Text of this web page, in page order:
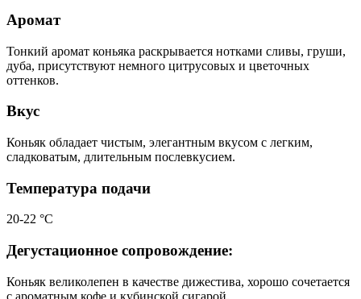
Аромат
Тонкий аромат коньяка раскрывается нотками сливы, груши,
дуба, присутствуют немного цитрусовых и цветочных
оттенков.
Вкус
Коньяк обладает чистым, элегантным вкусом с легким,
сладковатым, длительным послевкусием.
Температура подачи
20-22 °С
Дегустационное сопровождение:
Коньяк великолепен в качестве дижестива, хорошо сочетается
с ароматным кофе и кубинской сигарой.